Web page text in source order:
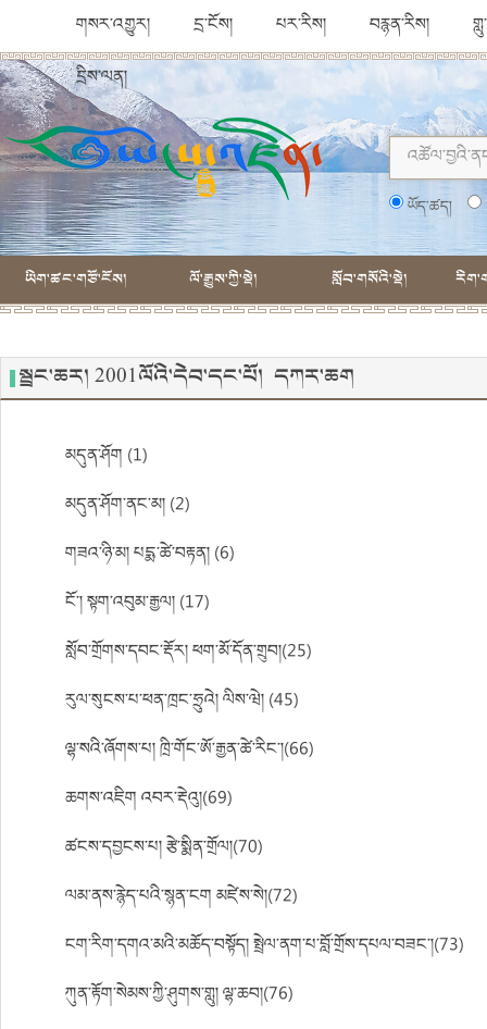
གསར་འགྱུར། དྲ་ངོས། པར་རིས། བརྙན་རིས།
དྲིས་ལན།
ཡོད་ཚད།
ཡིག་ཚང་གཙོ་ངོས། ལོ་རྒྱུས་ཀྱི་སྡེ། སློབ་གསོའི་སྡེ།
སྦྲང་ཆར། 2001ལོའི་དེབ་དང་པོ། དཀར་ཆག
མདུན་ཤོག (1)
མདུན་ཤོག་ནང་མ། (2)
གཟའ་ཉི་མ། པདྨ་ཚེ་བརྟན། (6)
ངོ་། སྟག་འབུམ་རྒྱལ། (17)
སློབ་གྲོགས་དབང་རྡོར། ཕག་མོ་དོན་གྲུབ།(25)
རུལ་སུངས་པ་ཕན་ཁྲང་ཧྲུའེ། ལིས་ཝེ། (45)
ལྷ་སའི་ཞོགས་པ། ཁྲི་གོང་ཨོ་རྒྱན་ཚེ་རིང་།(66)
ཆགས་འཇིག འབར་རྡེའུ།(69)
ཚངས་དབྱངས་པ། རྩེ་སྨིན་གྲོལ།(70)
ལམ་ནས་རྙེད་པའི་སྙན་ངག མཛེས་སེ།(72)
ངག་རིག་དགའ་མའི་མཆོད་བསྟོད། སྤྲེལ་ནག་པ་བློ་གྲོས་དཔལ་བཟང་།(73)
ཀུན་རྟོག་སེམས་ཀྱི་ཤུགས་གླུ། ལྷ་ཆབ།(76)